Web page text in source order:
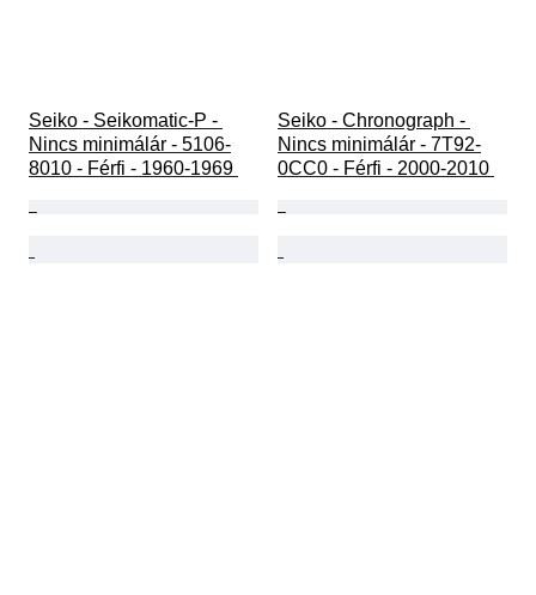
Seiko - Seikomatic-P -
Nincs minimálár - 5106-
8010 - Férfi - 1960-1969
Seiko - Chronograph -
Nincs minimálár - 7T92-
0CC0 - Férfi - 2000-2010